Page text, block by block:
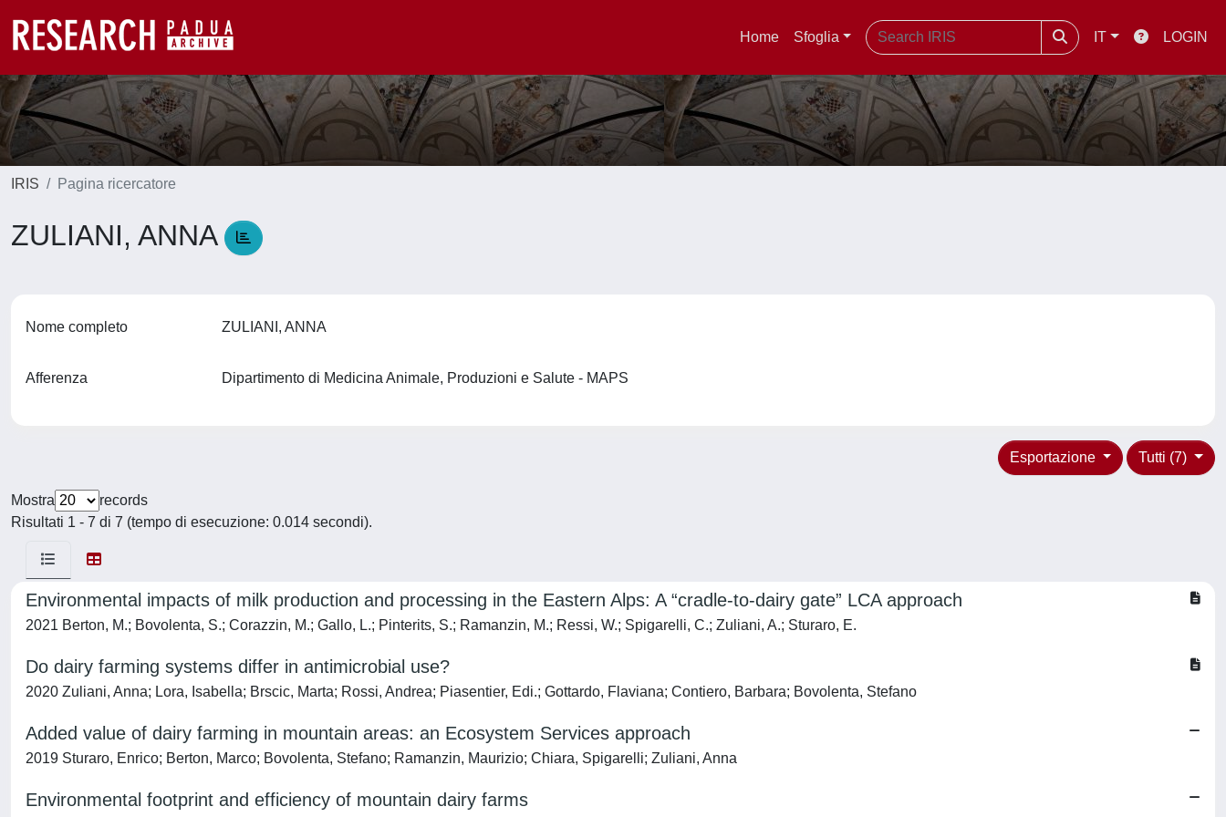
Home Sfoglia IT LOGIN
IRIS Pagina ricercatore
ZULIANI, ANNA
Nome completo ZULIANI, ANNA
Afferenza Dipartimento di Medicina Animale, Produzioni e Salute - MAPS
Tutti (7)
Esportazione
Mostra
records
Risultati 1 - 7 di 7 (tempo di esecuzione: 0.014 secondi).
Environmental impacts of milk production and processing in the Eastern Alps: A “cradle-to-dairy gate” LCA approach
2021 Berton, M.; Bovolenta, S.; Corazzin, M.; Gallo, L.; Pinterits, S.; Ramanzin, M.; Ressi, W.; Spigarelli, C.; Zuliani, A.; Sturaro, E.
Do dairy farming systems differ in antimicrobial use?
2020 Zuliani, Anna; Lora, Isabella; Brscic, Marta; Rossi, Andrea; Piasentier, Edi.; Gottardo, Flaviana; Contiero, Barbara; Bovolenta, Stefano
Added value of dairy farming in mountain areas: an Ecosystem Services approach
2019 Sturaro, Enrico; Berton, Marco; Bovolenta, Stefano; Ramanzin, Maurizio; Chiara, Spigarelli; Zuliani, Anna
Environmental footprint and efficiency of mountain dairy farms